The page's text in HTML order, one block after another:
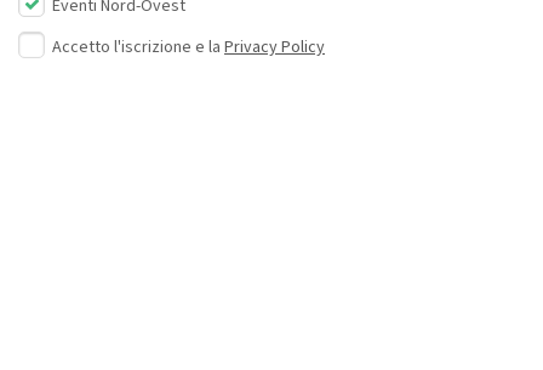
Eventi Nord-Ovest
Accetto l'iscrizione e la Privacy Policy